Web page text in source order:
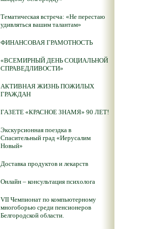
Тематическая встреча: «Не перестаю
удивляться вашим талантам»
ФИНАНСОВАЯ ГРАМОТНОСТЬ
«ВСЕМИРНЫЙ ДЕНЬ СОЦИАЛЬНОЙ
СПРАВЕДЛИВОСТИ»
АКТИВНАЯ ЖИЗНЬ ПОЖИЛЫХ
ГРАЖДАН
ГАЗЕТЕ «КРАСНОЕ ЗНАМЯ» 90 ЛЕТ!
Экскурсионная поездка в
Спасительный град «Иерусалим
Новый»
Доставка продуктов и лекарств
Онлайн – консультация психолога
VII Чемпионат по компьютерному
многоборью среди пенсионеров
Белгородской области.